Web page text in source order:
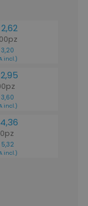
incl.)
incl.)
incl.)